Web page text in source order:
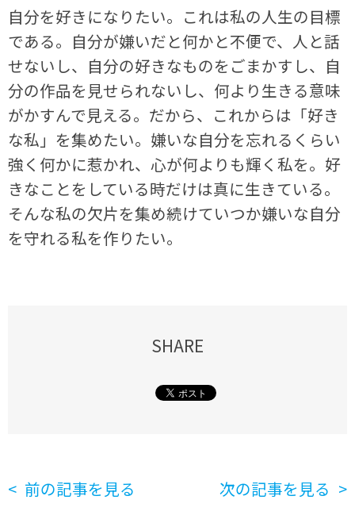
自分を好きになりたい。これは私の人生の目標
である。自分が嫌いだと何かと不便で、人と話
せないし、自分の好きなものをごまかすし、自
分の作品を見せられないし、何より生きる意味
がかすんで見える。だから、これからは「好き
な私」を集めたい。嫌いな自分を忘れるくらい
強く何かに惹かれ、心が何よりも輝く私を。好
きなことをしている時だけは真に生きている。
そんな私の欠片を集め続けていつか嫌いな自分
を守れる私を作りたい。
SHARE
前の記事を見る 次の記事を見る